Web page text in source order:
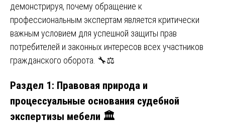
демонстрируя, почему обращение к
профессиональным экспертам является критически
важным условием для успешной защиты прав
потребителей и законных интересов всех участников
гражданского оборота. 🔧⚖️
Раздел 1: Правовая природа и
процессуальные основания судебной
экспертизы мебели 🏛️